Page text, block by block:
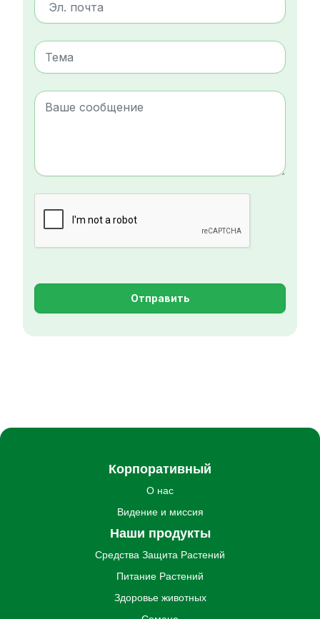
Отправить
Корпоративный
О нас
Видение и миссия
Наши продукты
Средства Защита Pастений
Питание Pастений
Здоровье животных